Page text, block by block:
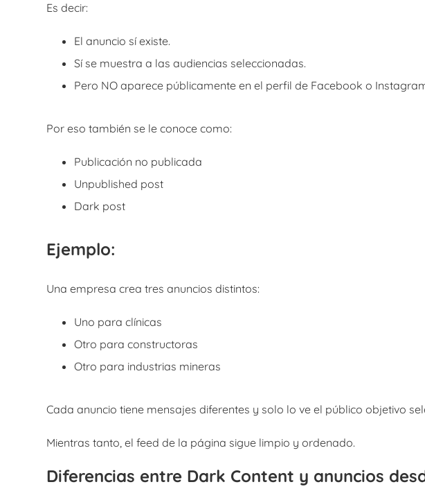
Es decir:
El anuncio sí existe.
Sí se muestra a las audiencias seleccionadas.
Pero NO aparece públicamente en el perfil de Facebook o
Por eso también se le conoce como:
Publicación no publicada
Unpublished post
Dark post
Ejemplo:
Una empresa crea tres anuncios distintos:
Uno para clínicas
Otro para constructoras
Otro para industrias mineras
Cada anuncio tiene mensajes diferentes y solo lo ve el público objetivo
Mientras tanto, el feed de la página sigue limpio y ordenado.
Diferencias entre Dark Content y anuncios